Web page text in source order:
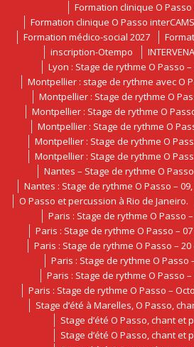
Formation clinique O Passo
Formation clinique O Passo
Formation médico-social 2027
inscription-Otempo
Lyon : Stage de rythme O Passo
Montpellier : stage de rythme avec O
Montpellier : Stage de rythme O
Montpellier : Stage de rythme O
Montpellier : Stage de rythme O
Montpellier : Stage de rythme O
Montpellier : Stage de rythme O
Nantes – Stage de rythme O
Nantes : Stage de rythme O Passo – 09,
O Passo et percussion à Rio de Janeiro.
Paris : Stage de rythme O Passo
Paris : Stage de rythme O Passo –
Paris : Stage de rythme O Passo –
Paris : Stage de rythme O Passo
Paris : Stage de rythme O Passo –
Paris : Stage de rythme O Passo –
Stage d’été à Marelles, O Passo,
Stage d’été O Passo, chant et
Stage d’été O Passo, chant et